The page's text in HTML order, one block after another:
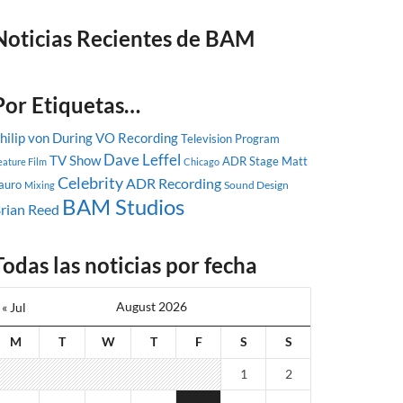
Recientes de BAM
Etiquetas…
von DuringVO RecordingTelevision Program
Film TV Show Dave Leffel Chicago ADR Stage Matt
Mixing CelebrityADR Recording Sound Design
Reed BAM Studios
las noticias por fecha
August 2026
M T W T F S S
« Jul
1 2